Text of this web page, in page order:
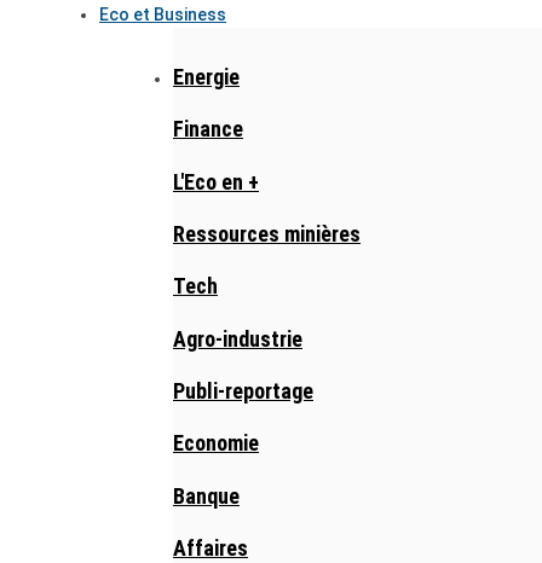
Eco et Business
Energie
Finance
L'Eco en +
Ressources minières
Tech
Agro-industrie
Publi-reportage
Economie
Banque
Affaires